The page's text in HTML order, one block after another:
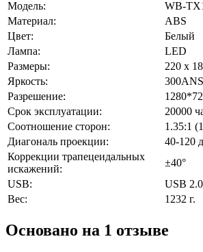
Модель:
WB-
Материал:
ABS
Цвет:
Белый
Лампа:
LED
Размеры:
220 х
Яркость:
Разрешение:
Срок эксплуатации:
20000
Соотношение сторон:
1.35:1
Диагональ проекции:
40-120
Коррекции трапецеидальных
искажений:
±40°
USB:
USB 2.0
Вес:
1232 г.
Основано на 1 отзыве